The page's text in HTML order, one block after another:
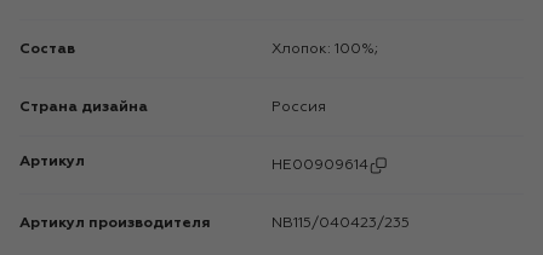
Состав Хлопок: 100%;
Страна дизайна Россия
Артикул HE00909614
Артикул производителя NB115/040423/235